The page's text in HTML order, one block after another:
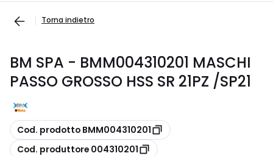
Torna indietro
BM SPA - BMM004310201 MASCHI
PASSO GROSSO HSS SR 21PZ /SP21
copia
Cod. prodotto BMM004310201
copia
Cod. produttore 004310201